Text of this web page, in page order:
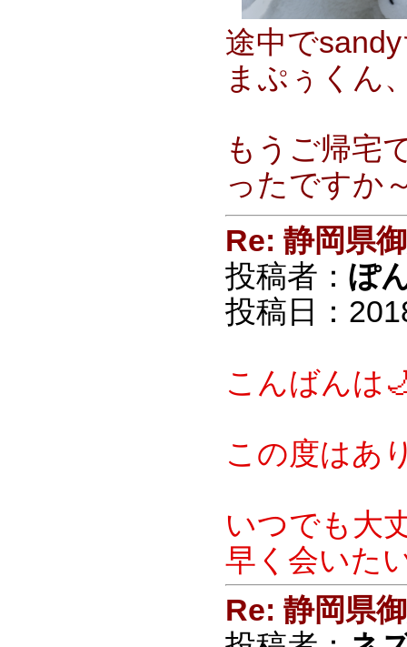
途中で
まぷぅくん
もうご帰宅
ったですか
Re: 静岡県
投稿者： ぽ
投稿日：
こんばんは
この度はあ
いつでも大
早く会いた
Re: 静岡県